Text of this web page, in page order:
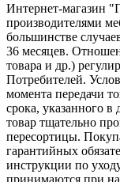
Интернет-магазин
производителями
большинстве
36 месяцев.
товара и др.)
Потребителей.
момента передачи
срока, указанного
товар тщательно
пересортицы.
гарантийных
инструкции по
принимаются при